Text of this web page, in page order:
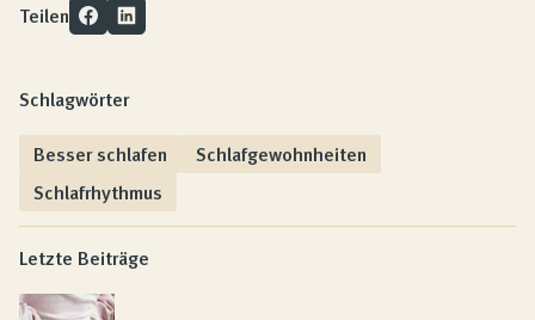
Teilen
Schlagwörter
Besser schlafen
Schlafgewohnheiten
Schlafrhythmus
Letzte Beiträge